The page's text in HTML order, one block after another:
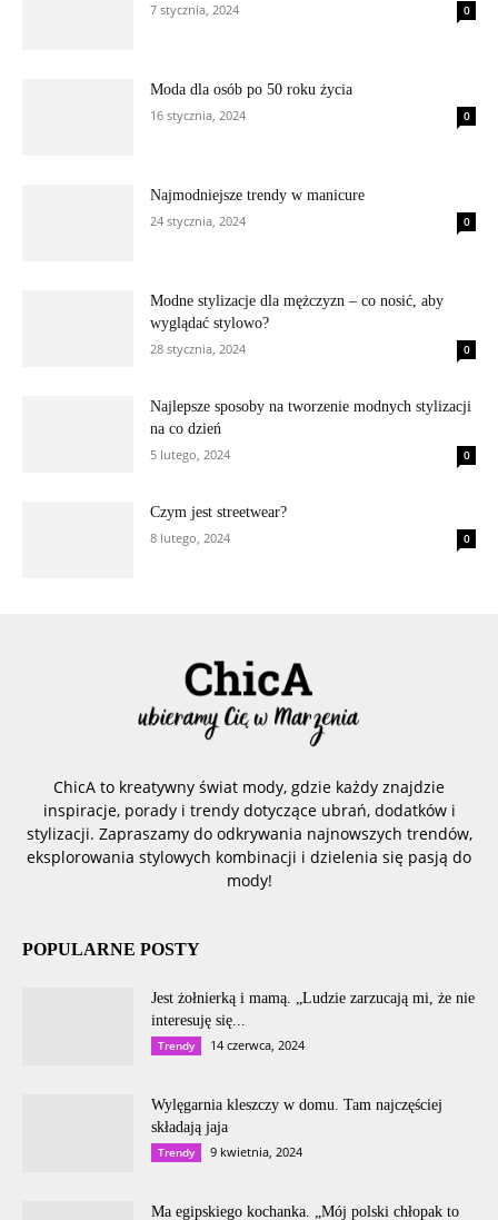
7 stycznia, 2024
0
Moda dla osób po 50 roku życia
16 stycznia, 2024
0
Najmodniejsze trendy w manicure
24 stycznia, 2024
0
Modne stylizacje dla mężczyzn – co nosić, aby
wyglądać stylowo?
28 stycznia, 2024
0
Najlepsze sposoby na tworzenie modnych stylizacji
na co dzień
5 lutego, 2024
0
Czym jest streetwear?
8 lutego, 2024
0
ChicA to kreatywny świat mody, gdzie każdy znajdzie
inspiracje, porady i trendy dotyczące ubrań, dodatków i
stylizacji. Zapraszamy do odkrywania najnowszych trendów,
eksplorowania stylowych kombinacji i dzielenia się pasją do
mody!
POPULARNE POSTY
Jest żołnierką i mamą. „Ludzie zarzucają mi, że nie
interesuję się...
Trendy 14 czerwca, 2024
Wylęgarnia kleszczy w domu. Tam najczęściej
składają jaja
Trendy 9 kwietnia, 2024
Ma egipskiego kochanka. „Mój polski chłopak to